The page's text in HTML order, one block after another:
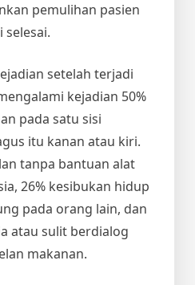
pemulihan pasien
selesai.
setelah terjadi
kejadian 50%
pada satu sisi
itu kanan atau kiri.
tanpa bantuan alat
26% kesibukan hidup
pada orang lain, dan
atau sulit berdialog
makanan.